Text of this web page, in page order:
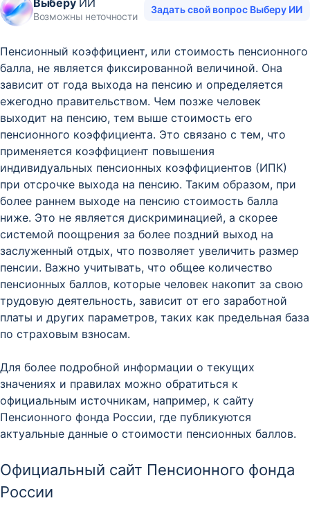
ВыберуИИ
Возможны неточности
Задать свой вопрос Выберу ИИ
Пенсионный коэффициент, или стоимость пенсионного
балла, не является фиксированной величиной. Она
зависит от года выхода на пенсию и определяется
ежегодно правительством. Чем позже человек
выходит на пенсию, тем выше стоимость его
пенсионного коэффициента. Это связано с тем, что
применяется коэффициент повышения
индивидуальных пенсионных коэффициентов (ИПК)
при отсрочке выхода на пенсию. Таким образом, при
более раннем выходе на пенсию стоимость балла
ниже. Это не является дискриминацией, а скорее
системой поощрения за более поздний выход на
заслуженный отдых, что позволяет увеличить размер
пенсии. Важно учитывать, что общее количество
пенсионных баллов, которые человек накопит за свою
трудовую деятельность, зависит от его заработной
платы и других параметров, таких как предельная база
по страховым взносам.
Для более подробной информации о текущих
значениях и правилах можно обратиться к
официальным источникам, например, к сайту
Пенсионного фонда России, где публикуются
актуальные данные о стоимости пенсионных баллов.
Официальный сайт Пенсионного фонда
России